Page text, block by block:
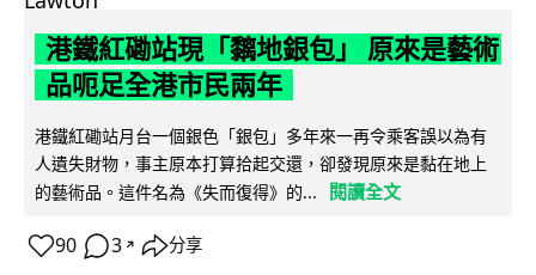
港鐵紅磡站現「黐地銀包」 原來是藝術
品呃足全港市民兩年
港鐵紅磡站月台一個銀色「銀包」多年來一再令乘客誤以為有
人遺失財物，事主原本打算拾起交還，卻發現原來是黏在地上
的藝術品。這件名為《失而復得》的...
閱讀全文
90 3 ↗ 分享